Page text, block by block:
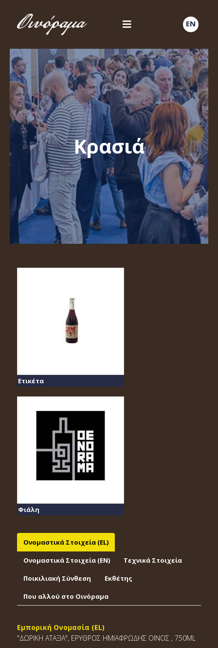
EN
Κρασιά
Ετικέτα
Φιάλη
Ονομαστικά Στοιχεία (EL)
Ονομαστικά Στοιχεία (EΝ) Τεχνικά Στοιχεία
Ποικιλιακή Σύνθεση Εκθέτης
Που αλλού στο Οινόραμα
Εμπορική Ονομασία (EL)
"ΔΩΡΙΚΗ ΑΤΑΞΙΑ", ΕΡΥΘΡΟΣ ΗΜΙΑΦΡΩΔΗΣ ΟΙΝΟΣ , 750ML